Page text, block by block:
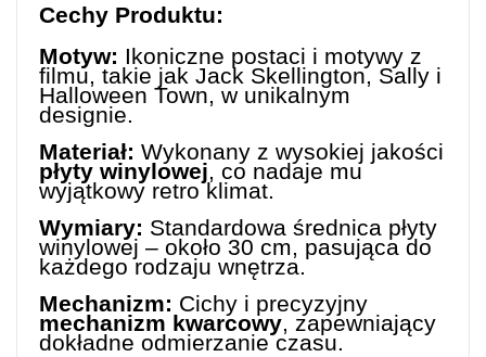
Cechy Produktu:
Motyw: Ikoniczne postaci i motywy z
filmu, takie jak Jack Skellington, Sally i
Halloween Town, w unikalnym
designie.
Materiał: Wykonany z wysokiej jakości
płyty winylowej, co nadaje mu
wyjątkowy retro klimat.
Wymiary: Standardowa średnica płyty
winylowej – około 30 cm, pasująca do
każdego rodzaju wnętrza.
Mechanizm: Cichy i precyzyjny
mechanizm kwarcowy, zapewniający
dokładne odmierzanie czasu.